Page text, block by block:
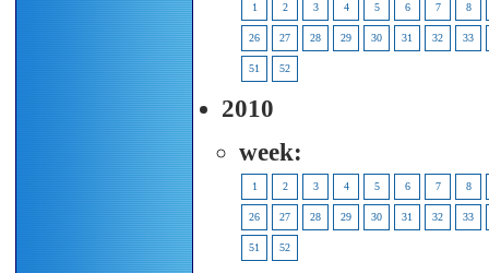
1 2 3 4 5 6 7 8
26 27 28 29 30 31 32 33
51 52
2010
week:
1 2 3 4 5 6 7 8
26 27 28 29 30 31 32 33
51 52